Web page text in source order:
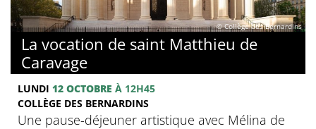
© Collège des Bernardins
La vocation de saint Matthieu de
Caravage
LUNDI 12 OCTOBRE À 12H45
COLLÈGE DES BERNARDINS
Une pause-déjeuner artistique avec Mélina de